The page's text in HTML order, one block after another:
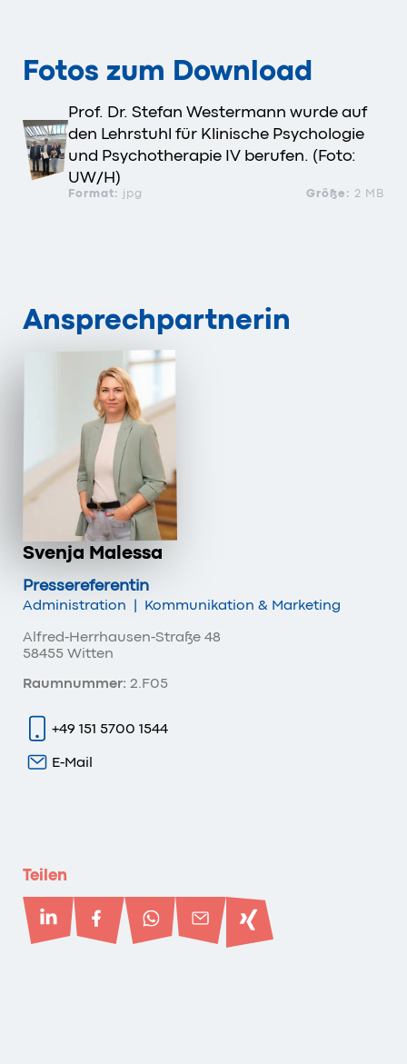
Fotos zum Download
Prof. Dr. Stefan Westermann wurde auf
den Lehrstuhl für Klinische Psychologie
und Psychotherapie IV berufen. (Foto:
UW/H)
Format: jpg Größe: 2 MB
Ansprechpartnerin
Svenja Malessa
Pressereferentin
Administration
Kommunikation & Marketing
Alfred-Herrhausen-Straße 48
58455 Witten
Raumnummer: 2.F05
+49 151 5700 1544
E-Mail
Teilen